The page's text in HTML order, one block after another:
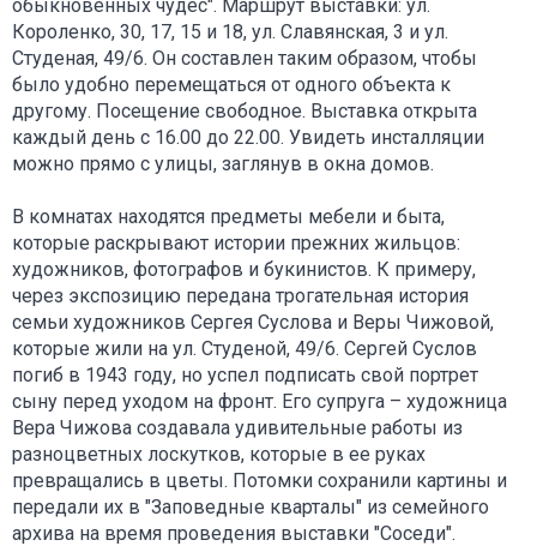
обыкновенных чудес". Маршрут выставки: ул.
Короленко, 30, 17, 15 и 18, ул. Славянская, 3 и ул.
Студеная, 49/6. Он составлен таким образом, чтобы
было удобно перемещаться от одного объекта к
другому. Посещение свободное. Выставка открыта
каждый день с 16.00 до 22.00. Увидеть инсталляции
можно прямо с улицы, заглянув в окна домов.
В комнатах находятся предметы мебели и быта,
которые раскрывают истории прежних жильцов:
художников, фотографов и букинистов. К примеру,
через экспозицию передана трогательная история
семьи художников Сергея Суслова и Веры Чижовой,
которые жили на ул. Студеной, 49/6. Сергей Суслов
погиб в 1943 году, но успел подписать свой портрет
сыну перед уходом на фронт. Его супруга – художница
Вера Чижова создавала удивительные работы из
разноцветных лоскутков, которые в ее руках
превращались в цветы. Потомки сохранили картины и
передали их в "Заповедные кварталы" из семейного
архива на время проведения выставки "Соседи".